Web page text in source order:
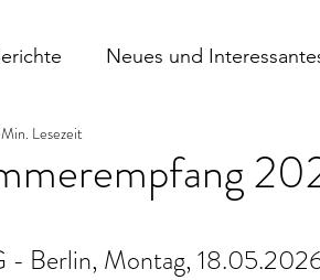
Neues und
Lesezeit
- Berlin, Montag,